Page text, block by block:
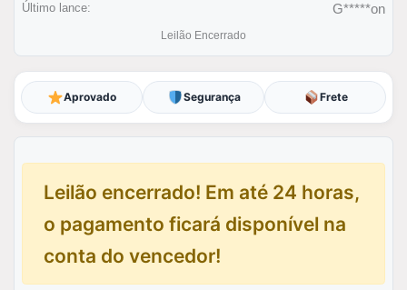
Último lance: G*****on
Leilão Encerrado
Aprovado Segurança Frete
Leilão encerrado! Em até 24 horas,
o pagamento ficará disponível na
conta do vencedor!